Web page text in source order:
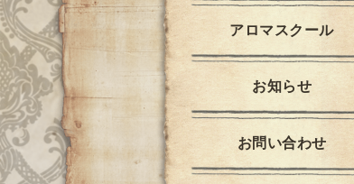
アロマスクール
お知らせ
お問い合わせ